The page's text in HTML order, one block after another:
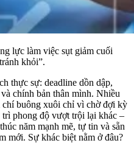
lực làm việc sụt giảm cuối
khỏi”.
thực sự: deadline dồn dập,
chính bản thân mình. Nhiều
chí buông xuôi chỉ vì chờ đợi kỳ
phong độ vượt trội lại khác –
năm mạnh mẽ, tự tin và sẵn
mới. Sự khác biệt nằm ở đâu?